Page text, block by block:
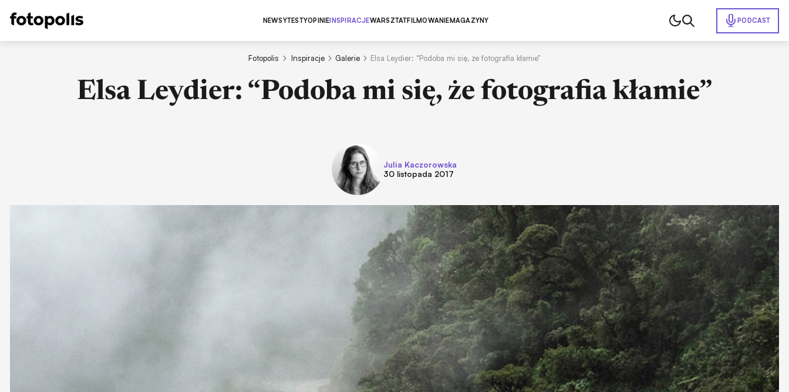
NEWSYTESTYOPINIEINSPIRACJEWARSZTATFILMOWANIEMAGAZYNY PODCAST
Fotopolis Inspiracje Galerie Elsa Leydier: “Podoba mi się, że fotografia kłamie”
Elsa Leydier: “Podoba mi się, że fotografia kłamie”
Julia Kaczorowska
30 listopada 2017